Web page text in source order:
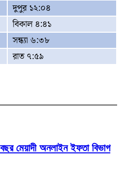
দুপুর ১২:০৪
বিকাল ৪:৪১
সন্ধ্যা ৬:৩৮
রাত ৭:৫৯
মেয়াদী অনলাইন ইফতা বিভাগ